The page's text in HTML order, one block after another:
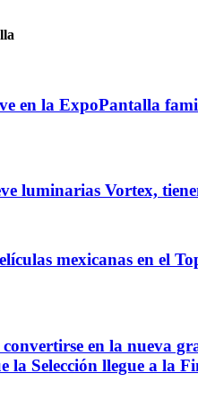
en la ExpoPantalla
luminarias Vortex,
mexicanas en el
en la nueva
la Selección llegue a la